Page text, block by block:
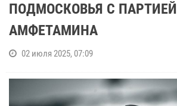
ПОДМОСКОВЬЯ С ПАРТИЕЙ
АМФЕТАМИНА
02 июля 2025, 07:09